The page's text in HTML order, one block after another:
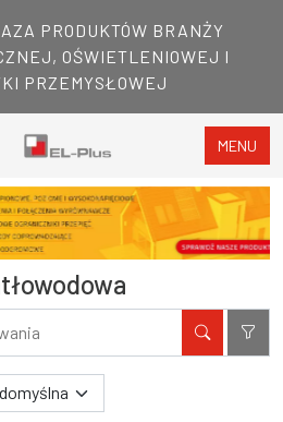
PRODUKTÓW BRANŻY
OŚWIETLENIOWEJ I
PRZEMYSŁOWEJ
MENU
Filtry